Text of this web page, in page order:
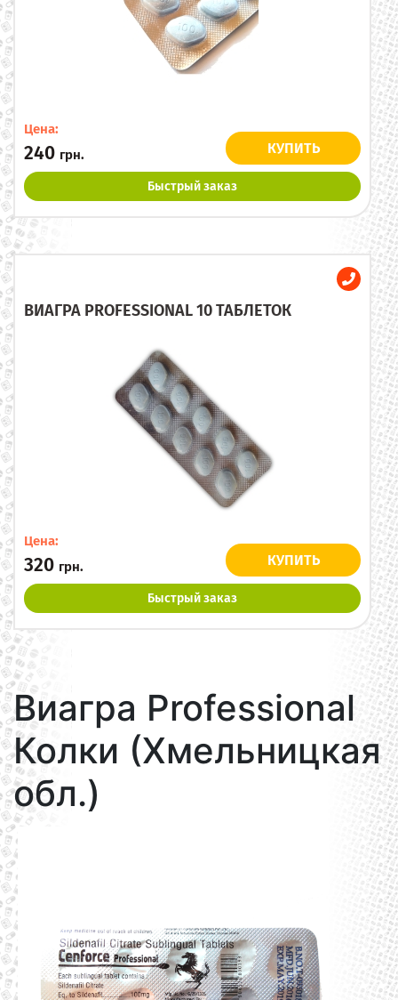
Цена:
240 грн. КУПИТЬ
Быстрый заказ
ВИАГРА PROFESSIONAL 10 ТАБЛЕТОК
Цена:
320 грн. КУПИТЬ
Быстрый заказ
Виагра Professional
Колки (Хмельницкая
обл.)